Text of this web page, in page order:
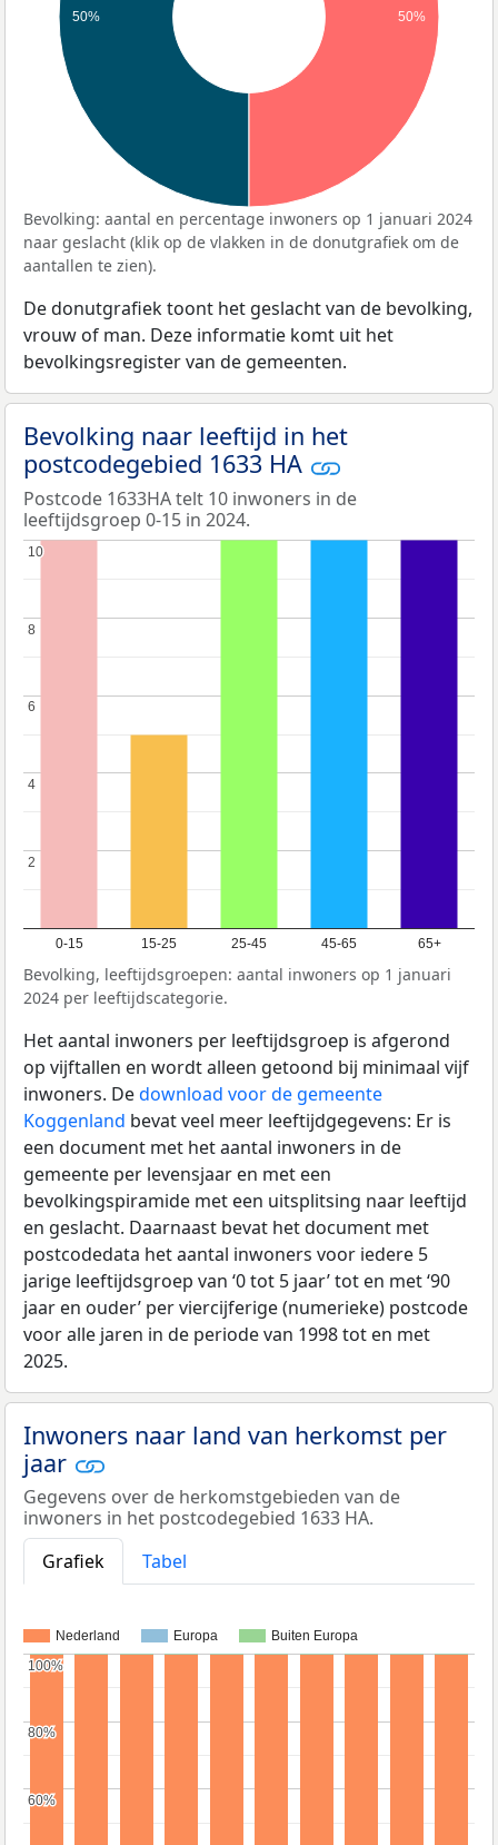
50% 50%
Bevolking: aantal en percentage inwoners op 1 januari 2024
naar geslacht (klik op de vlakken in de donutgrafiek om de
aantallen te zien).
De donutgrafiek toont het geslacht van de bevolking,
vrouw of man. Deze informatie komt uit het
bevolkingsregister van de gemeenten.
Bevolking naar leeftijd in het
postcodegebied 1633 HA
Postcode 1633HA telt 10 inwoners in de
leeftijdsgroep 0-15 in 2024.
0-15 15-25 25-45 45-65 65+
2
2
4
4
6
6
8
8
10
10
Bevolking, leeftijdsgroepen: aantal inwoners op 1 januari
2024 per leeftijdscategorie.
Het aantal inwoners per leeftijdsgroep is afgerond
op vijftallen en wordt alleen getoond bij minimaal vijf
inwoners. Dedownload voor de gemeente
Koggenland bevat veel meer leeftijdgegevens: Er is
een document met het aantal inwoners in de
gemeente per levensjaar en met een
bevolkingspiramide met een uitsplitsing naar leeftijd
en geslacht. Daarnaast bevat het document met
postcodedata het aantal inwoners voor iedere 5
jarige leeftijdsgroep van ‘0 tot 5 jaar’ tot en met ‘90
jaar en ouder’ per viercijferige (numerieke) postcode
voor alle jaren in de periode van 1998 tot en met
2025.
Inwoners naar land van herkomst per
jaar
Gegevens over de herkomstgebieden van de
inwoners in het postcodegebied 1633 HA.
Grafiek
Tabel
Nederland Europa Buiten Europa
60%
60%
80%
80%
100%
100%